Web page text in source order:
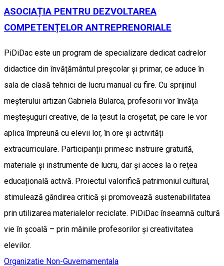
ASOCIAȚIA PENTRU DEZVOLTAREA
COMPETENȚELOR ANTREPRENORIALE
PiDiDac este un program de specializare dedicat cadrelor
didactice din învățământul preșcolar și primar, ce aduce în
sala de clasă tehnici de lucru manual cu fire. Cu sprijinul
meșterului artizan Gabriela Bularca, profesorii vor învăța
meșteșuguri creative, de la țesut la croșetat, pe care le vor
aplica împreună cu elevii lor, în ore și activități
extracurriculare. Participanții primesc instruire gratuită,
materiale și instrumente de lucru, dar și acces la o rețea
educațională activă. Proiectul valorifică patrimoniul cultural,
stimulează gândirea critică și promovează sustenabilitatea
prin utilizarea materialelor reciclate. PiDiDac înseamnă cultură
vie în școală – prin mâinile profesorilor și creativitatea
elevilor.
Organizatie Non-Guvernamentala